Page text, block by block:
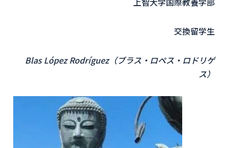
交換留学生
Blas López Rodríguez（ブラス・ロペス・ロドリゲ
ス）